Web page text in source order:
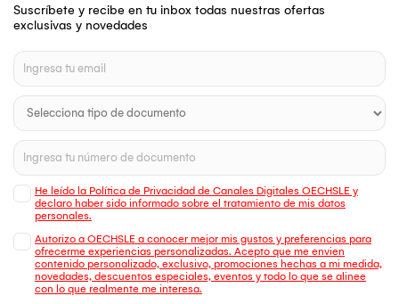
Suscríbete y recibe en tu inbox todas nuestras ofertas
exclusivas y novedades
He leído la Política de Privacidad de Canales Digitales OECHSLE y
declaro haber sido informado sobre el tratamiento de mis datos
personales.
Autorizo a OECHSLE a conocer mejor mis gustos y preferencias para
ofrecerme experiencias personalizadas. Acepto que me envien
contenido personalizado, exclusivo, promociones hechas a mi medida,
novedades, descuentos especiales, eventos y todo lo que se alinee
con lo que realmente me interesa.